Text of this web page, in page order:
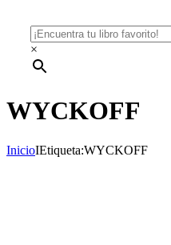
×
WYCKOFF
InicioIEtiqueta:WYCKOFF